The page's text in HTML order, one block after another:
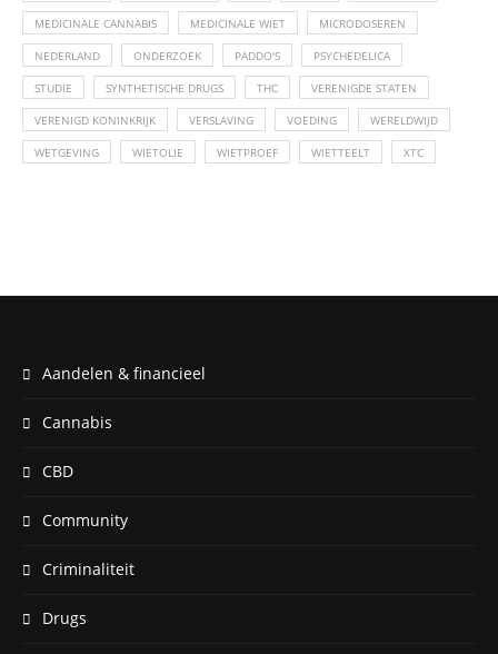
MEDICINALE CANNABIS MEDICINALE WIET MICRODOSEREN
NEDERLAND ONDERZOEK PADDO'S PSYCHEDELICA
STUDIE SYNTHETISCHE DRUGS THC VERENIGDE STATEN
VERENIGD KONINKRIJK VERSLAVING VOEDING WERELDWIJD
WETGEVING WIETOLIE WIETPROEF WIETTEELT XTC
Aandelen & financieel
Cannabis
CBD
Community
Criminaliteit
Drugs